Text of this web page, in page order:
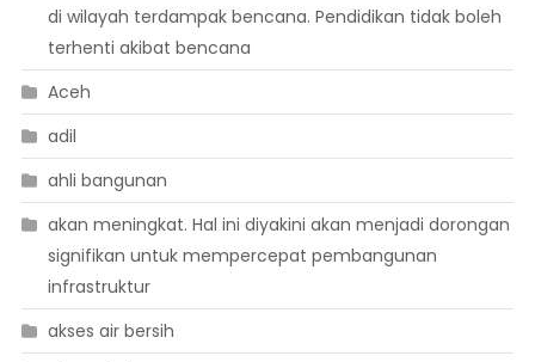
di wilayah terdampak bencana. Pendidikan tidak boleh
terhenti akibat bencana
Aceh
adil
ahli bangunan
akan meningkat. Hal ini diyakini akan menjadi dorongan
signifikan untuk mempercepat pembangunan
infrastruktur
akses air bersih